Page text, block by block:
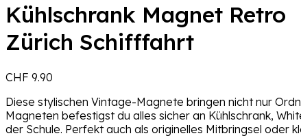
Kühlschrank Magnet Retro
Zürich Schifffahrt
CHF 9.90
Diese stylischen Vintage-Magnete bringen nicht nur
Magneten befestigst du alles sicher an Kühlschrank,
der Schule. Perfekt auch als originelles Mitbringsel oder